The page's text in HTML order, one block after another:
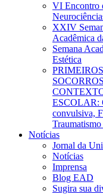
VI Encontro
XXIV
Acadêmica
Semana
Estética
PRIMEIROS
ESCOLAR:
convulsiva,
Notícias
Jornal da
Notícias
Imprensa
Blog EAD
Sugira sua